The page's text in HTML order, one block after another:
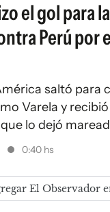
el gol para
Perú por
saltó para
Varela y
lo dejó
0:40 hs
El Observador